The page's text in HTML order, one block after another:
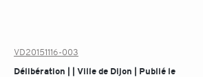
VD20151116-003
Délibération | | Ville de Dijon | Publié le